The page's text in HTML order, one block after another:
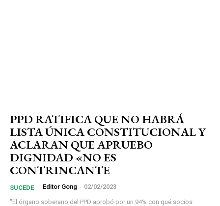
PPD RATIFICA QUE NO HABRÁ
LISTA ÚNICA CONSTITUCIONAL Y
ACLARAN QUE APRUEBO
DIGNIDAD «NO ES
CONTRINCANTE
SUCEDE Editor Gong - 02/02/2023
"El órgano soberano del PPD aprobó por un 94% con qué socios